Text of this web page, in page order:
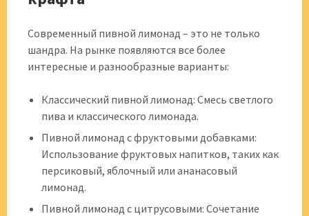
Современный пивной лимонад – это не только
шандра. На рынке появляются все более
интересные и разнообразные варианты:
Классический пивной лимонад: Смесь светлого
пива и классического лимонада.
Пивной лимонад с фруктовыми добавками:
Использование фруктовых напитков, таких как
персиковый, яблочный или ананасовый
лимонад.
Пивной лимонад с цитрусовыми: Сочетание